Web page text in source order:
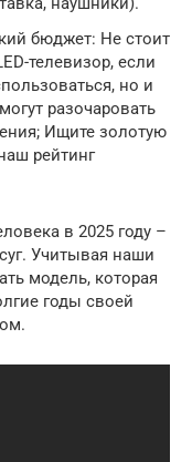
бюджет: Не стоит
телевизор, если
но и
разочаровать
Ищите золотую
рейтинг
в 2025 году –
Учитывая наши
модель, которая
годы своей